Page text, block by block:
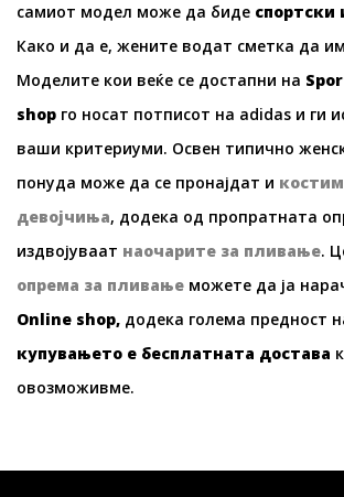
самиот модел може да биде
Како и да е, жените водат сметка да
Моделите кои веќе се достапни на
shop го носат потписот на adidas и ги
ваши критериуми. Освен типично
понуда може да се пронајдат и
девојчиња, додека од пропратната
издвојуваат наочарите за пливање.
опрема за пливање можете да ја
Online shop, додека голема предност
купувањето е бесплатната достава
овозможивме.